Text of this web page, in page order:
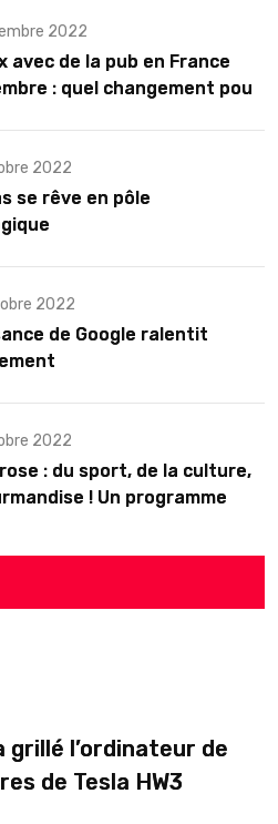
2022
avec de la pub en France
: quel changement pour
2022
se rêve en pôle
2022
de Google ralentit
2022
: du sport, de la culture,
! Un programme
grillé l’ordinateur de
de Tesla HW3